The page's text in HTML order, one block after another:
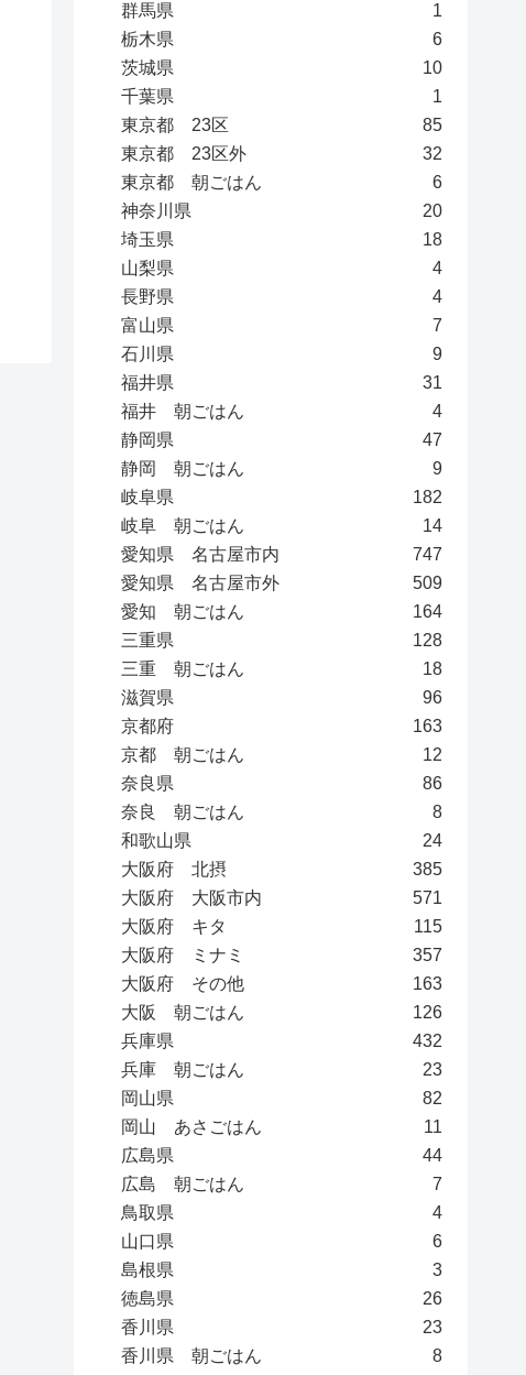
群馬県
1
栃木県
6
茨城県
10
千葉県
1
東京都 23区
85
東京都 23区外
32
東京都 朝ごはん
6
神奈川県
20
埼玉県
18
山梨県
4
長野県
4
富山県
7
石川県
9
福井県
31
福井 朝ごはん
4
静岡県
47
静岡 朝ごはん
9
岐阜県
182
岐阜 朝ごはん
14
愛知県 名古屋市内
747
愛知県 名古屋市外
509
愛知 朝ごはん
164
三重県
128
三重 朝ごはん
18
滋賀県
96
京都府
163
京都 朝ごはん
12
奈良県
86
奈良 朝ごはん
8
和歌山県
24
大阪府 北摂
385
大阪府 大阪市内
571
大阪府 キタ
115
大阪府 ミナミ
357
大阪府 その他
163
大阪 朝ごはん
126
兵庫県
432
兵庫 朝ごはん
23
岡山県
82
岡山 あさごはん
11
広島県
44
広島 朝ごはん
7
鳥取県
4
山口県
6
島根県
3
徳島県
26
香川県
23
香川県 朝ごはん
8